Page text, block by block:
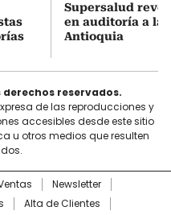
Supersalud
en auditoría a la
Antioquia
derechos reservados.
de las reproducciones y
accesibles desde este sitio
u otros medios que resulten
Newsletter
Alta de Clientes